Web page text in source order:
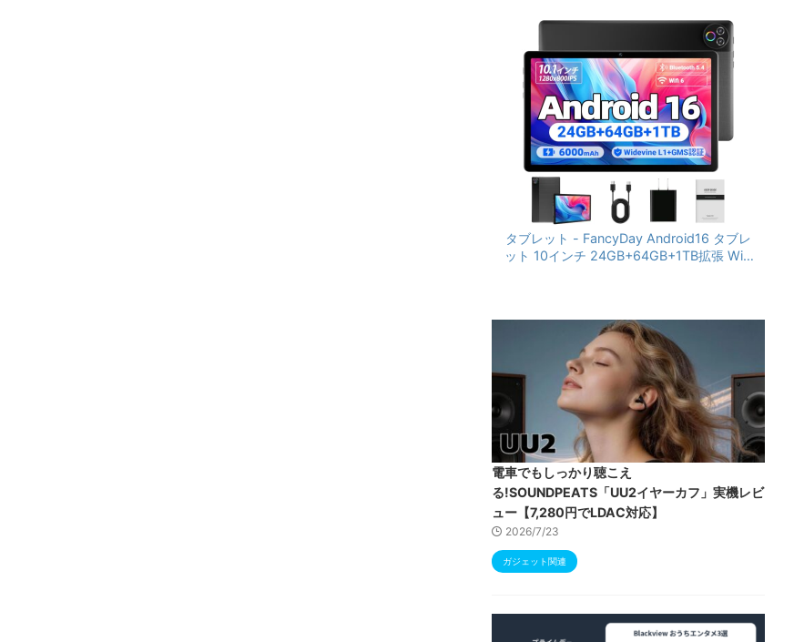
タブレット - FancyDay Android16 タブレ
ット 10インチ 24GB+64GB+1TB拡張 WiFi
RGBライト 児童守護 IPS画面 日本語説明書
電車でもしっかり聴こえ
る!SOUNDPEATS「UU2イヤーカフ」実機レビ
ュー【7,280円でLDAC対応】
2026/7/23
ガジェット関連